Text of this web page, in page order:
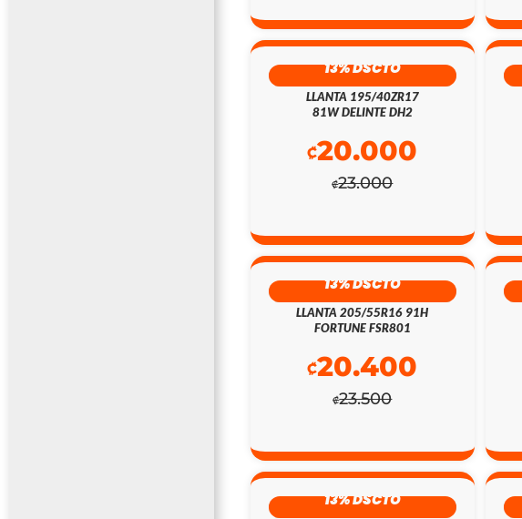
13% DSCTO
LLANTA 195/40ZR17
81W DELINTE DH2
₡23.000
₡20.000
13% DSCTO
LLANTA 205/55R16 91H
FORTUNE FSR801
₡23.500
₡20.400
13% DSCTO